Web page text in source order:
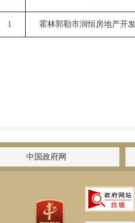
1 霍林郭勒市润恒房地产开
中国政府网